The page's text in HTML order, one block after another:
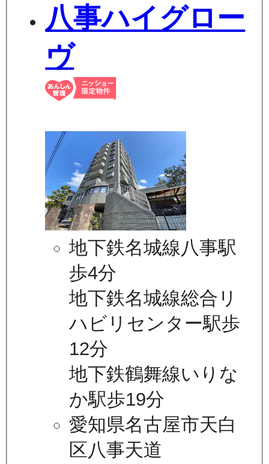
八事ハイグロー
ヴ
地下鉄名城線八事駅
歩4分
地下鉄名城線総合リ
ハビリセンター駅歩
12分
地下鉄鶴舞線いりな
か駅歩19分
愛知県名古屋市天白
区八事天道